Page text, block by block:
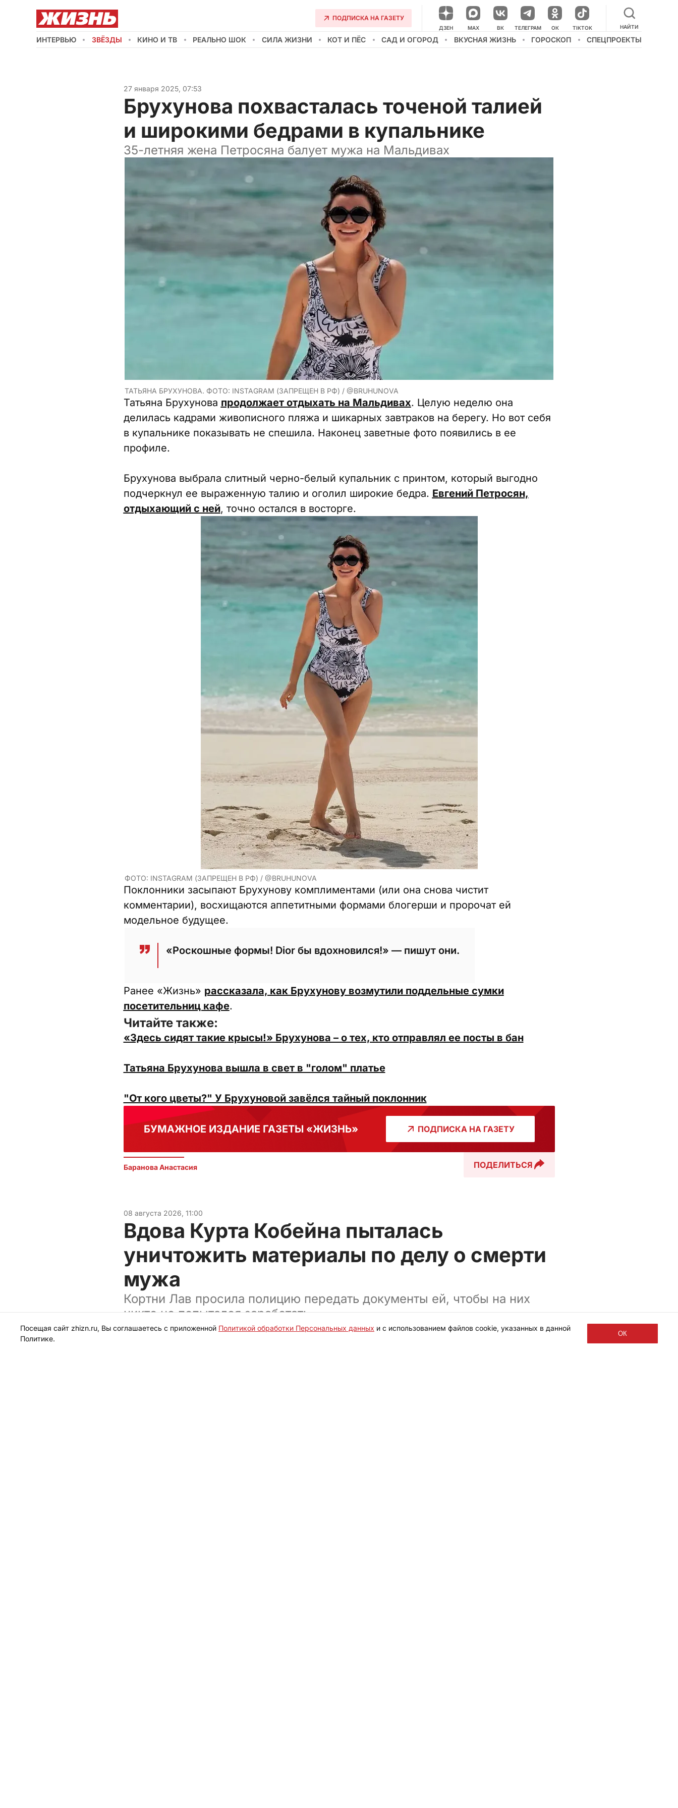
ПОДПИСКА НА ГАЗЕТУ
ДЗЕН НАШ КАНАЛ В МЕССЕНДЖЕРЕ
MAX ВК ТЕЛЕГРАМ ОК TIKTOK НАЙТИ
ИНТЕРВЬЮ ЗВЁЗДЫ КИНО И ТВ РЕАЛЬНО ШОК СИЛА ЖИЗНИ КОТ И ПЁС САД И ОГОРОД ВКУСНАЯ ЖИЗНЬ ГОРОСКОП СПЕЦПРОЕКТЫ
27 января 2025, 07:53
Брухунова похвасталась точеной талией
и широкими бедрами в купальнике
35-летняя жена Петросяна балует мужа на Мальдивах
ТАТЬЯНА БРУХУНОВА. ФОТО: INSTAGRAM (ЗАПРЕЩЕН В РФ) / @BRUHUNOVA
Татьяна Брухунова продолжает отдыхать на Мальдивах. Целую неделю она
делилась кадрами живописного пляжа и шикарных завтраков на берегу. Но вот себя
в купальнике показывать не спешила. Наконец заветные фото появились в ее
профиле.
Брухунова выбрала слитный черно-белый купальник с принтом, который выгодно
подчеркнул ее выраженную талию и оголил широкие бедра. Евгений Петросян,
отдыхающий с ней, точно остался в восторге.
ФОТО: INSTAGRAM (ЗАПРЕЩЕН В РФ) / @BRUHUNOVA
Поклонники засыпают Брухунову комплиментами (или она снова чистит
комментарии), восхищаются аппетитными формами блогерши и пророчат ей
модельное будущее.
«Роскошные формы! Dior бы вдохновился!» — пишут они.
Ранее «Жизнь» рассказала, как Брухунову возмутили поддельные сумки
посетительниц кафе.
Читайте также:
«Здесь сидят такие крысы!» Брухунова – о тех, кто отправлял ее посты в бан
Татьяна Брухунова вышла в свет в "голом" платье
"От кого цветы?" У Брухуновой завёлся тайный поклонник
БУМАЖНОЕ ИЗДАНИЕ ГАЗЕТЫ «ЖИЗНЬ» ПОДПИСКА НА ГАЗЕТУ
Баранова Анастасия ПОДЕЛИТЬСЯ
08 августа 2026, 11:00
Вдова Курта Кобейна пыталась
уничтожить материалы по делу о смерти
мужа
Кортни Лав просила полицию передать документы ей, чтобы на них
никто не попытался заработать
Посещая сайт zhizn.ru, Вы соглашаетесь с приложенной Политикой обработки Персональных данных и с использованием файлов cookie, указанных в данной
Политике.
ОК